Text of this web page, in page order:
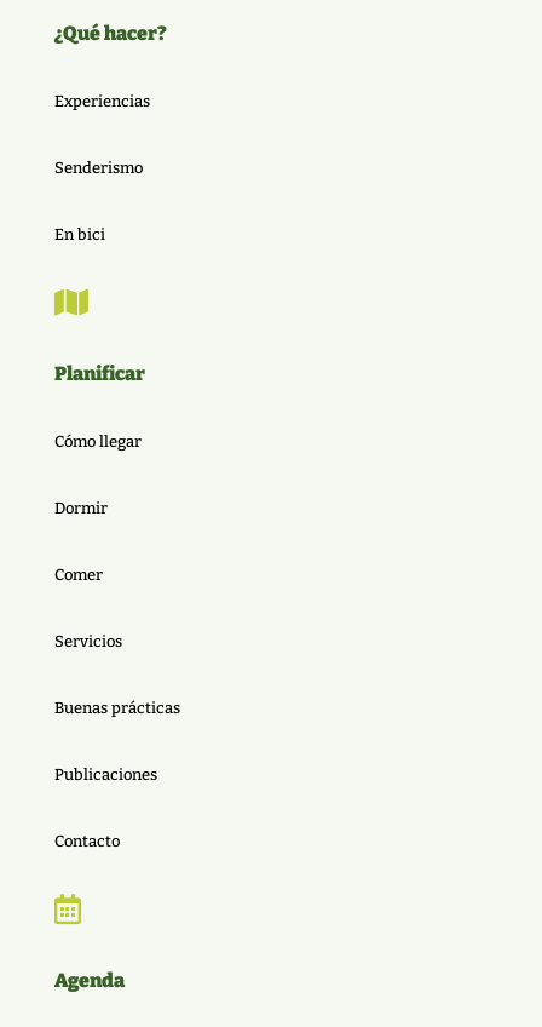
¿Qué hacer?
Experiencias
Senderismo
En bici

Planificar
Cómo llegar
Dormir
Comer
Servicios
Buenas prácticas
Publicaciones
Contacto

Agenda